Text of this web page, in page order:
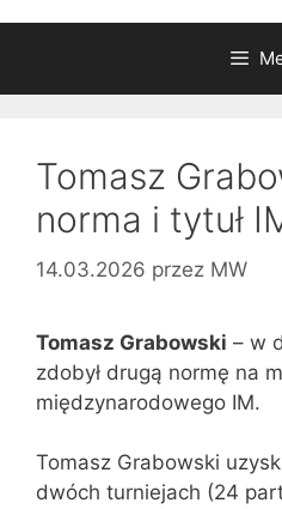
Tomasz
norma i tytuł
14.03.2026 przez MW
Tomasz Grabowski – w
zdobył drugą normę na
międzynarodowego IM.
Tomasz Grabowski
dwóch turniejach (24